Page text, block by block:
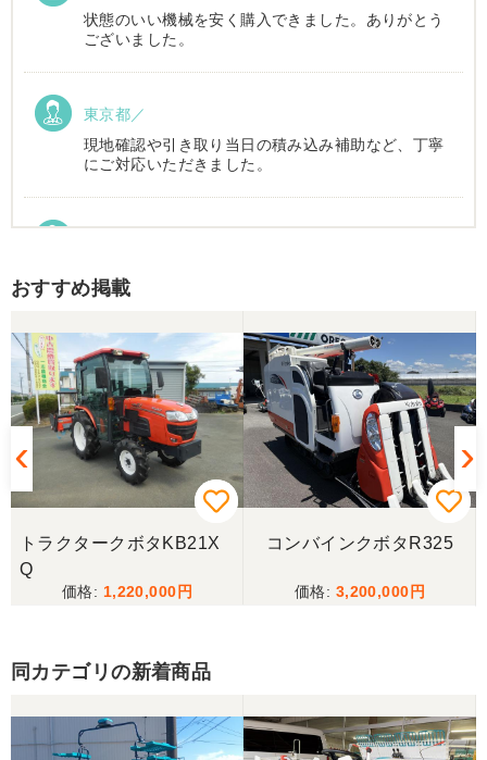
状態のいい機械を安く購入できました。ありがとう
ございました。
東京都／
現地確認や引き取り当日の積み込み補助など、丁寧
にご対応いただきました。
物は2台出ていて、当初安い方を購入予定でした。
しかしそちらは売れてしまったとの事でしたので、5
万円ほど高い方を購入させて頂きました。 引き取り
に伺い持ち帰りましたが、出品画像と違い確認した
所、安い方を渡されました。 出品者に問い合わせま
したが、高い方は「先に購入した者が引き取り済み
で安い方でお願いしたい」との事。 では先の安い方
との差額分を返金と交渉しましたが、「難しい」と
の事。カバーが脱落していて、使用に難が有る事を
伝えたところ、そのカバー代金で妥協する事になり
ました。 「管理する者が間違えて管理番号を貼り付
けた」 といっておりましたが、とても残念な気持
うな間違いが無いように改善して欲しいです。
とうございました。
東京都／yuikanoa
おすすめ掲載
トラクタークボタKB21X
Q
1,220,000
コンバインクボタR325
3,200,000
同カテゴリの新着商品